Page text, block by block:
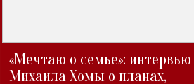
«Мечтаю о семье»: интервью
Михаила Хомы о планах,